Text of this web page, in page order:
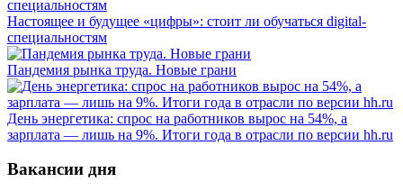
Настоящее и будущее «цифры»: стоит ли обучаться digital-
специальностям
Пандемия рынка труда. Новые грани
День энергетика: спрос на работников вырос на 54%, а
зарплата — лишь на 9%. Итоги года в отрасли по версии hh.ru
Вакансии дня